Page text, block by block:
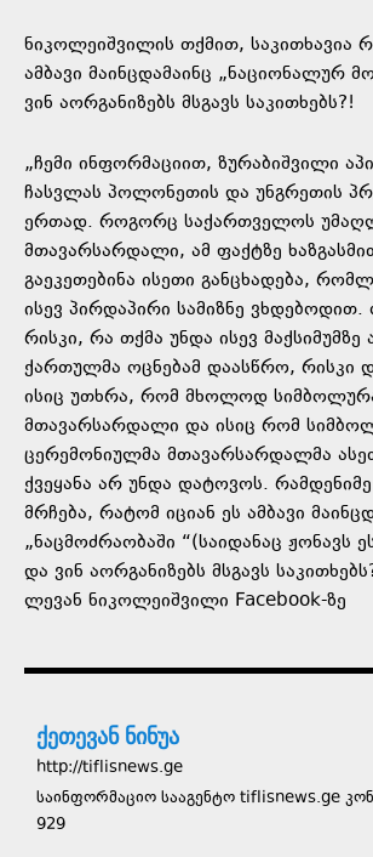
ნიკოლეიშვილის თქმით, საკითხავია
ამბავი მაინცდამაინც „ნაციონალურ
ვინ აორგანიზებს მსგავს საკითხებს?!
„ჩემი ინფორმაციით, ზურაბიშვილი
ჩასვლას პოლონეთის და უნგრეთის
ერთად. როგორც საქართველოს
მთავარსარდალი, ამ ფაქტზე
გაეკეთებინა ისეთი განცხადება,
ისევ პირდაპირი სამიზნე ვხდებოდით.
რისკი, რა თქმა უნდა ისევ
ქართულმა ოცნებამ დაასწრო, რისკი
ისიც უთხრა, რომ მხოლოდ
მთავარსარდალი და ისიც რომ
ცერემონიულმა მთავარსარდალმა
ქვეყანა არ უნდა დატოვოს.
მრჩება, რატომ იციან ეს ამბავი
„ნაცმოძრაობაში “(საიდანაც ჟონავს
და ვინ აორგანიზებს მსგავს
ლევან ნიკოლეიშვილი Facebook-ზე
ქეთევან ნინუა
http://tiflisnews.ge
საინფორმაციო სააგენტო tiflisnews.ge
929